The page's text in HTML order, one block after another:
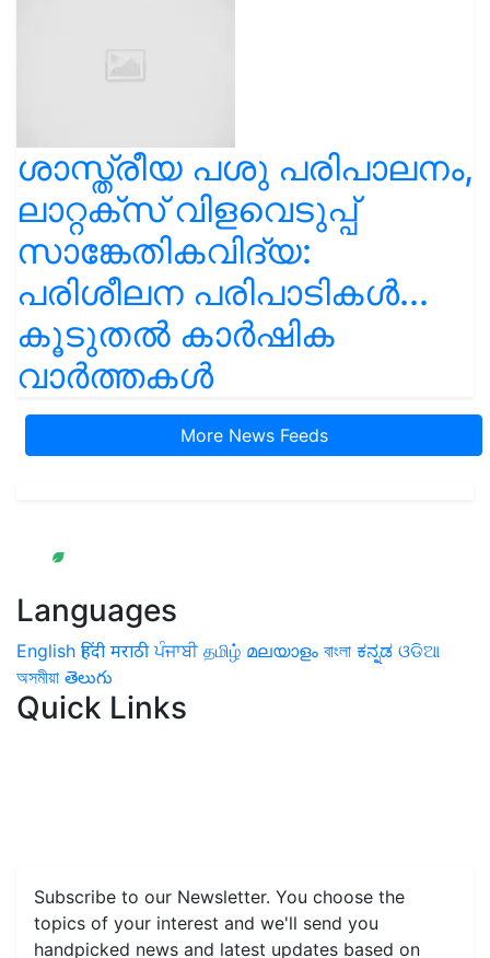
ശാസ്ത്രീയ പശു പരിപാലനം,
ലാറ്റക്സ് വിളവെടുപ്പ്
സാങ്കേതികവിദ്യ:
പരിശീലന പരിപാടികൾ...
കൂടുതൽ കാർഷിക
വാർത്തകൾ
More News Feeds
Languages
English हिंदी मराठी ਪੰਜਾਬੀ தமிழ் മലയാളം বাংলা ಕನ್ನಡ ଓଡିଆ
অসমীয়া తెలుగు
Quick Links
Subscribe to our Newsletter. You choose the
topics of your interest and we'll send you
handpicked news and latest updates based on